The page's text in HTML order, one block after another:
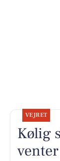
VEJRET
Kølig
venter